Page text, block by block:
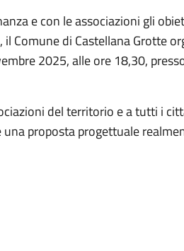
e con le associazioni gli
Comune di Castellana Grotte
2025, alle ore 18,30,
del territorio e a tutti i
proposta progettuale